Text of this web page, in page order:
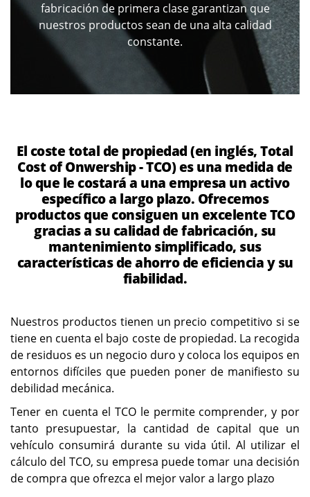
fabricación de primera clase garantizan que
nuestros productos sean de una alta calidad
constante.
El coste total de propiedad (en inglés, Total
Cost of Onwership - TCO) es una medida de
lo que le costará a una empresa un activo
específico a largo plazo. Ofrecemos
productos que consiguen un excelente TCO
gracias a su calidad de fabricación, su
mantenimiento simplificado, sus
características de ahorro de eficiencia y su
fiabilidad.
Nuestros productos tienen un precio competitivo si se
tiene en cuenta el bajo coste de propiedad. La recogida
de residuos es un negocio duro y coloca los equipos en
entornos difíciles que pueden poner de manifiesto su
debilidad mecánica.
Tener en cuenta el TCO le permite comprender, y por
tanto presupuestar, la cantidad de capital que un
vehículo consumirá durante su vida útil. Al utilizar el
cálculo del TCO, su empresa puede tomar una decisión
de compra que ofrezca el mejor valor a largo plazo